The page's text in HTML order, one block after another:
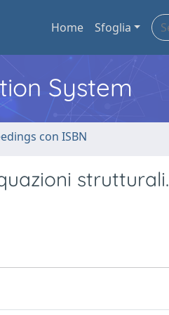
Home Sfoglia
System
con ISBN
strutturali.